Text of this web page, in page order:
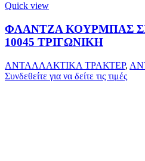
Quick view
ΦΛΑΝΤΖΑ ΚΟΥΡΜΠΑΣ
10045 ΤΡΙΓΩΝΙΚΗ
ΑΝΤΑΛΛΑΚΤΙΚΑ ΤΡΑΚΤΕΡ,
Συνδεθείτε για να δείτε τις τιμές